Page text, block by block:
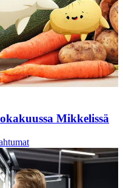
Mikkelissä